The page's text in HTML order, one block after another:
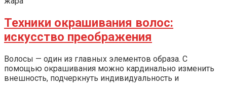
Техники окрашивания волос:
искусство преображения
Волосы — один из главных элементов образа. С
помощью окрашивания можно кардинально изменить
внешность, подчеркнуть индивидуальность и